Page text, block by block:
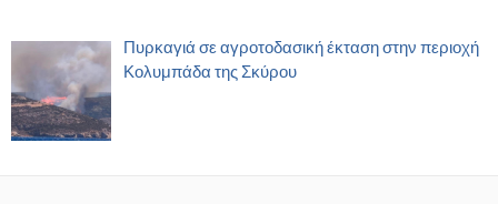
Πυρκαγιά σε αγροτοδασική έκταση στην περιοχή
Κολυμπάδα της Σκύρου